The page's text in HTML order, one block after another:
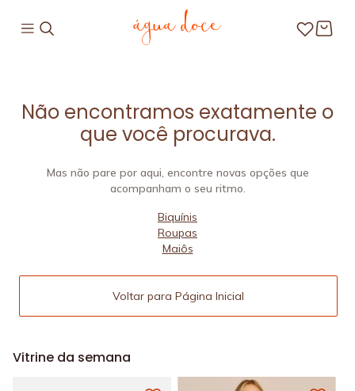
Não encontramos exatamente o
que você procurava.
Mas não pare por aqui, encontre novas opções que
acompanham o seu ritmo.
Biquínis
Roupas
Maiôs
Voltar para Página Inicial
Vitrine da semana